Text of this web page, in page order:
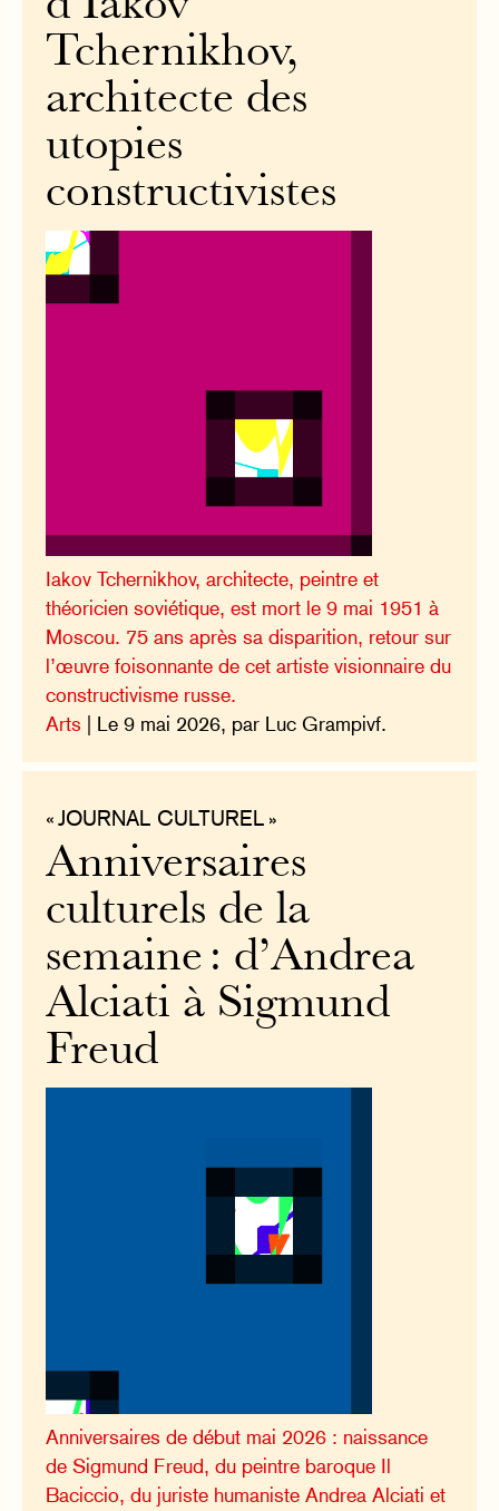
Tchernikhov,
architecte des
utopies
constructivistes
Iakov Tchernikhov, architecte, peintre et
théoricien soviétique, est mort le 9 mai 1951 à
Moscou. 75 ans après sa disparition, retour sur
l’œuvre foisonnante de cet artiste visionnaire du
constructivisme russe.
Arts | Le 9 mai 2026, par Luc Grampivf.
« JOURNAL CULTUREL »
Anniversaires
culturels de la
semaine : d’Andrea
Alciati à Sigmund
Freud
Anniversaires de début mai 2026 : naissance
de Sigmund Freud, du peintre baroque Il
Baciccio, du juriste humaniste Andrea Alciati et